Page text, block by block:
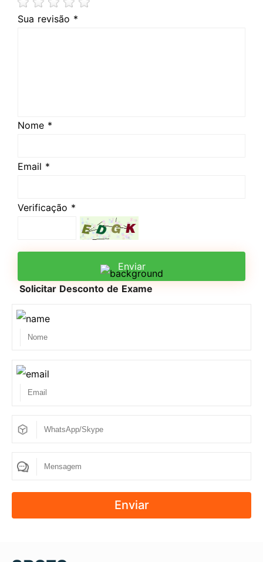
Sua revisão *
Nome *
Email *
Verificação *
Enviar
Solicitar Desconto de Exame
Enviar